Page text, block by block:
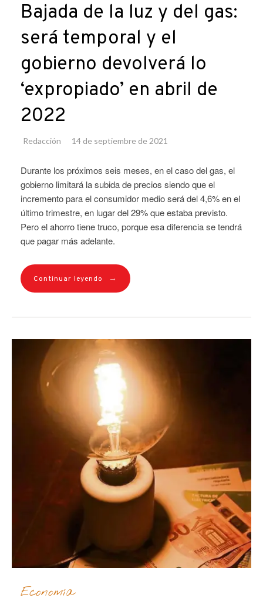
Bajada de la luz y del gas:
será temporal y el
gobierno devolverá lo
‘expropiado’ en abril de
2022
Redacción 14 de septiembre de 2021
Durante los próximos seis meses, en el caso del gas, el
gobierno limitará la subida de precios siendo que el
incremento para el consumidor medio será del 4,6% en el
último trimestre, en lugar del 29% que estaba previsto.
Pero el ahorro tiene truco, porque esa diferencia se tendrá
que pagar más adelante.
Continuar leyendo →
Economía